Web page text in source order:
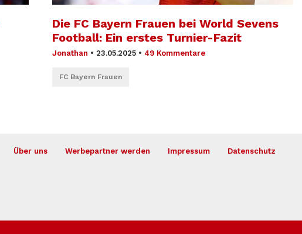
Die FC Bayern Frauen bei World Sevens
Football: Ein erstes Turnier-Fazit
Jonathan • 23.05.2025 • 49 Kommentare
FC Bayern Frauen
Über uns Werbepartner werden Impressum Datenschutz